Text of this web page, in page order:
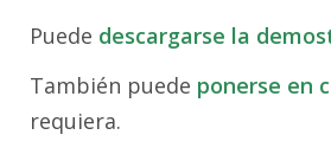
Puede descargarse la
También puede ponerse en
requiera.